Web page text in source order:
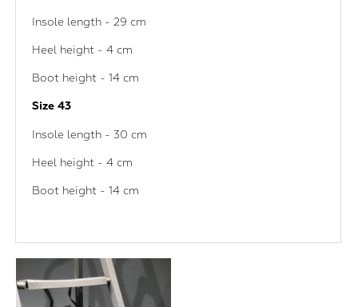
Insole length - 29 cm
Heel height - 4 cm
Boot height - 14 cm
Size 43
Insole length - 30 cm
Heel height - 4 cm
Boot height - 14 cm